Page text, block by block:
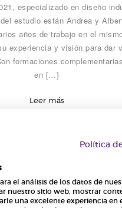
especializado en diseño
estudio están Andrea y
años de trabajo en el
experiencia y visión para dar
formaciones
en […]
Leer más
Política
el análisis de los datos de
nuestro sitio web, mostrar
una excelente experiencia en